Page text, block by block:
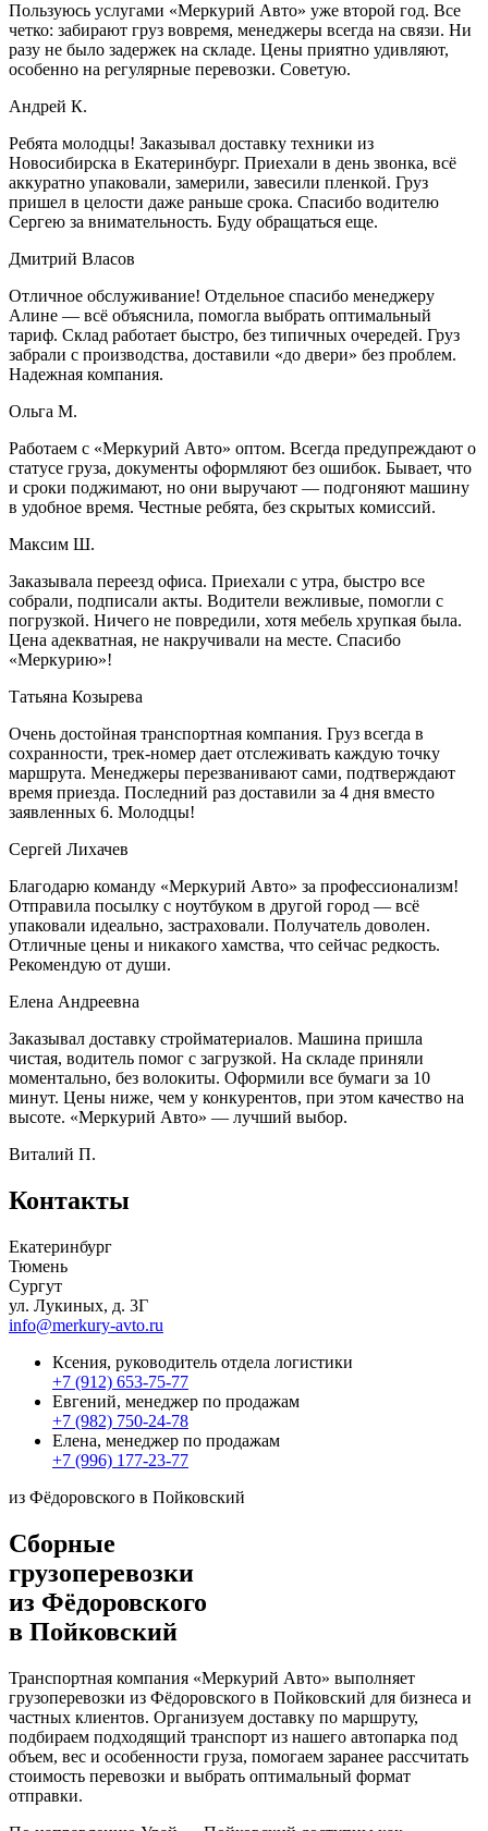
Пользуюсь услугами «Меркурий Авто» уже второй год. Все
четко: забирают груз вовремя, менеджеры всегда на связи. Ни
разу не было задержек на складе. Цены приятно удивляют,
особенно на регулярные перевозки. Советую.
Андрей К.
Ребята молодцы! Заказывал доставку техники из
Новосибирска в Екатеринбург. Приехали в день звонка, всё
аккуратно упаковали, замерили, завесили пленкой. Груз
пришел в целости даже раньше срока. Спасибо водителю
Сергею за внимательность. Буду обращаться еще.
Дмитрий Власов
Отличное обслуживание! Отдельное спасибо менеджеру
Алине — всё объяснила, помогла выбрать оптимальный
тариф. Склад работает быстро, без типичных очередей. Груз
забрали с производства, доставили «до двери» без проблем.
Надежная компания.
Ольга М.
Работаем с «Меркурий Авто» оптом. Всегда предупреждают о
статусе груза, документы оформляют без ошибок. Бывает, что
и сроки поджимают, но они выручают — подгоняют машину
в удобное время. Честные ребята, без скрытых комиссий.
Максим Ш.
Заказывала переезд офиса. Приехали с утра, быстро все
собрали, подписали акты. Водители вежливые, помогли с
погрузкой. Ничего не повредили, хотя мебель хрупкая была.
Цена адекватная, не накручивали на месте. Спасибо
«Меркурию»!
Татьяна Козырева
Очень достойная транспортная компания. Груз всегда в
сохранности, трек-номер дает отслеживать каждую точку
маршрута. Менеджеры перезванивают сами, подтверждают
время приезда. Последний раз доставили за 4 дня вместо
заявленных 6. Молодцы!
Сергей Лихачев
Благодарю команду «Меркурий Авто» за профессионализм!
Отправила посылку с ноутбуком в другой город — всё
упаковали идеально, застраховали. Получатель доволен.
Отличные цены и никакого хамства, что сейчас редкость.
Рекомендую от души.
Елена Андреевна
Заказывал доставку стройматериалов. Машина пришла
чистая, водитель помог с загрузкой. На складе приняли
моментально, без волокиты. Оформили все бумаги за 10
минут. Цены ниже, чем у конкурентов, при этом качество на
высоте. «Меркурий Авто» — лучший выбор.
Виталий П.
Контакты
Екатеринбург
Тюмень
Сургут
ул. Лукиных, д. 3Г
info@merkury-avto.ru
Ксения, руководитель отдела логистики
+7 (912) 653-75-77
Евгений, менеджер по продажам
+7 (982) 750-24-78
Елена, менеджер по продажам
+7 (996) 177-23-77
из Фёдоровского в Пойковский
Сборные
грузоперевозки
из Фёдоровского
в Пойковский
Транспортная компания «Меркурий Авто» выполняет
грузоперевозки из Фёдоровского в Пойковский для бизнеса и
частных клиентов. Организуем доставку по маршруту,
подбираем подходящий транспорт из нашего автопарка под
объем, вес и особенности груза, помогаем заранее рассчитать
стоимость перевозки и выбрать оптимальный формат
отправки.